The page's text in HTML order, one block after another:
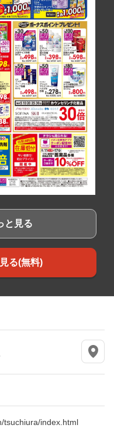
と見る
る(無料)
tsuchiura/index.html